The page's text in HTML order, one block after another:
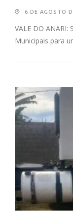
6 DE AGOSTO
VALE DO ANARI:
Municipais para